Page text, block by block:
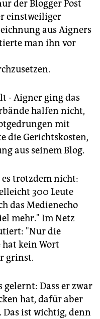
der Blogger Post
einstweiliger
aus Aigners
man ihn vor
- Aigner ging das
halfen nicht,
mit
die Gerichtskosten,
aus seinem Blog.
es trotzdem nicht:
300 Leute
das Medienecho
mehr." Im Netz
"Nur die
hat kein Wort
grinst.
gelernt: Dass er zwar
hat, dafür aber
Das ist wichtig, denn